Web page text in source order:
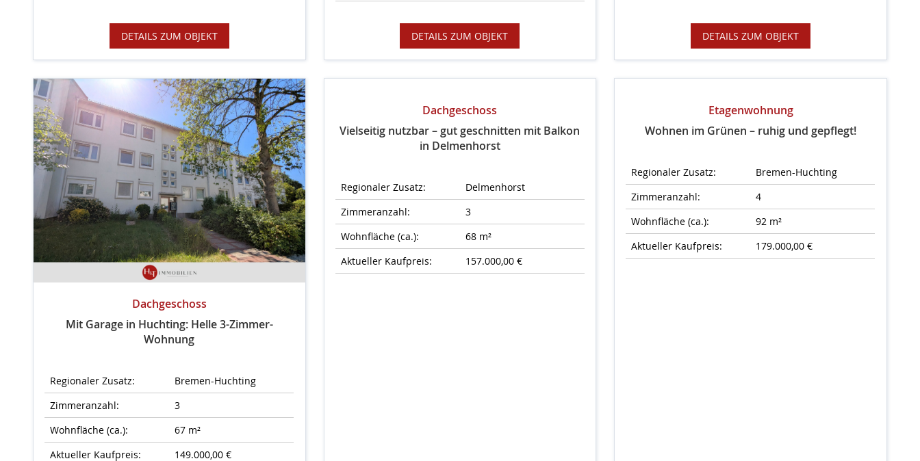
DETAILS ZUM OBJEKT DETAILS ZUM OBJEKT DETAILS ZUM OBJEKT
Dachgeschoss
Mit Garage in Huchting: Helle 3-Zimmer-
Wohnung
Regionaler Zusatz:
Bremen-Huchting
Zimmeranzahl:
3
Wohnfläche (ca.):
67 m²
Aktueller Kaufpreis:
149.000,00 €
Dachgeschoss
Vielseitig nutzbar – gut geschnitten mit Balkon
in Delmenhorst
Regionaler Zusatz:
Delmenhorst
Zimmeranzahl:
3
Wohnfläche (ca.):
68 m²
Aktueller Kaufpreis:
157.000,00 €
Etagenwohnung
Wohnen im Grünen – ruhig und gepflegt!
Regionaler Zusatz:
Bremen-Huchting
Zimmeranzahl:
4
Wohnfläche (ca.):
92 m²
Aktueller Kaufpreis:
179.000,00 €